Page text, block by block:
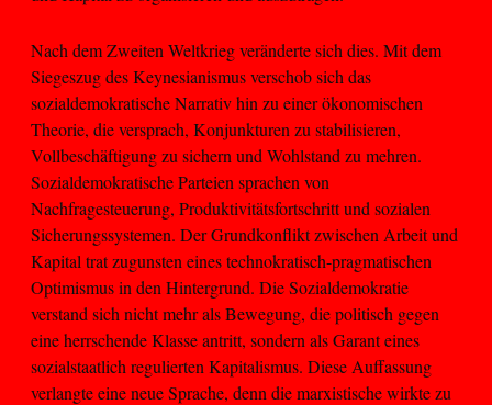
Nach dem Zweiten Weltkrieg veränderte sich dies. Mit dem
Siegeszug des Keynesianismus verschob sich das
sozialdemokratische Narrativ hin zu einer ökonomischen
Theorie, die versprach, Konjunkturen zu stabilisieren,
Vollbeschäftigung zu sichern und Wohlstand zu mehren.
Sozialdemokratische Parteien sprachen von
Nachfragesteuerung, Produktivitätsfortschritt und sozialen
Sicherungssystemen. Der Grundkonflikt zwischen Arbeit und
Kapital trat zugunsten eines technokratisch-pragmatischen
Optimismus in den Hintergrund. Die Sozialdemokratie
verstand sich nicht mehr als Bewegung, die politisch gegen
eine herrschende Klasse antritt, sondern als Garant eines
sozialstaatlich regulierten Kapitalismus. Diese Auffassung
verlangte eine neue Sprache, denn die marxistische wirkte zu